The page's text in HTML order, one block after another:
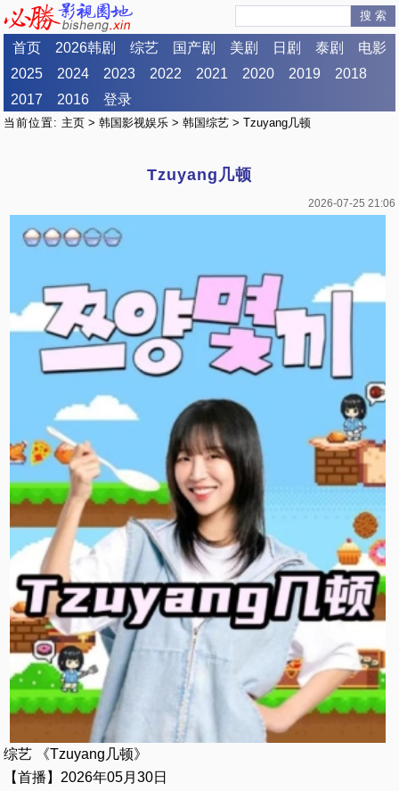
搜 索
首页 2026韩剧 综艺 国产剧 美剧 日剧 泰剧
电影
2025
2024 2023 2022 2021 2020 2019
2018
2017
2016 登录
当前位置: 主页 >韩国影视娱乐 >韩国综艺 > Tzuyang几顿
Tzuyang几顿
2026-07-25 21:06
综艺 《Tzuyang几顿》
【首播】2026年05月30日